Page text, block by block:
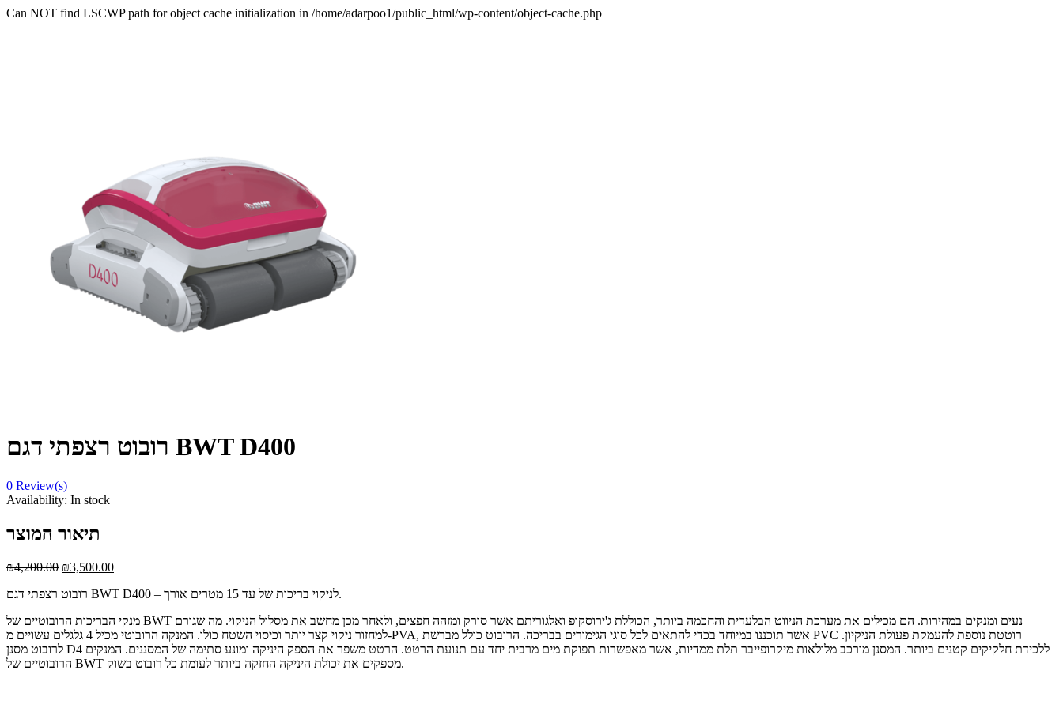
Can NOT find LSCWP path for object cache initialization in /home/adarpoo1/public_html/wp-content/object-cache.php
רובוט רצפתי דגם BWT D400
0 Review(s)
Availability: In stock
תיאור המוצר
₪4,200.00 ₪3,500.00
רובוט רצפתי דגם BWT D400 – לניקוי בריכות של עד 15 מטרים אורך.
מנקי הבריכות הרובוטיים של BWT נעים ומנקים במהירות. הם מכילים את מערכת הניווט הבלעדית והחכמה ביותר, הכוללת ג'ירוסקופ ואלגוריתם אשר סורק ומזהה חפצים, ולאחר מכן מחשב את מסלול הניקוי. מה שגורם
למחזור ניקוי קצר יותר וכיסוי השטח כולו. המנקה הרובוטי מכיל 4 גלגלים עשויים מ-PVA, אשר תוכננו במיוחד בכדי להתאים לכל סוגי הגימורים בבריכה. הרובוט כולל מברשת PVC רוטטת נוספת להעמקת פעולת הניקיון.
לרובוט מסנן D4 ללכידת חלקיקים קטנים ביותר. המסנן מורכב מלולאות מיקרופייבר תלת ממדיות, אשר מאפשרות תפוקת מים מרבית יחד עם תנועת הרטט. הרטט משפר את הספק היניקה ומונע סתימה של המסננים. המנקים
הרובוטיים של BWT מספקים את יכולת היניקה החזקה ביותר לעומת כל רובוט בשוק.